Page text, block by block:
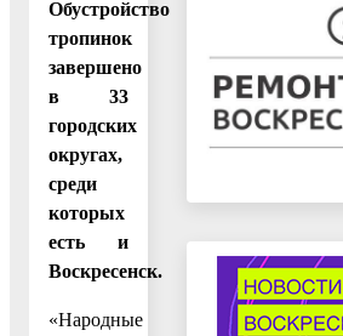
Обустройство
тропинок
завершено
в 33
городских
округах,
среди
которых
есть и
Воскресенск.
«Народные